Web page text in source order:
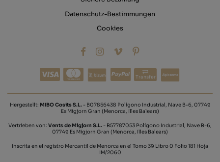
Datenschutz-Bestimmungen
Cookies
Transfer
Hergestellt: MIBO Cosits S.L.- B07856438 Polígono Industrial, Nave B-6, 07749
Es Migjorn Gran (Menorca, Illes Balears)
Vertrieben von: Vents de Migjorn S.L. - B57787053 Polígono Industrial, Nave B-6,
07749 Es Migjorn Gran (Menorca, Illes Balears)
Inscrita en el registro Mercantil de Menorca en el Tomo 39 Libro 0 Folio 181 Hoja
IM/2060